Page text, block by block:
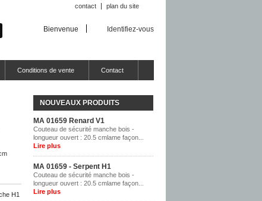
contact plan du site
Bienvenue Identifiez-vous
Conditions de vente Contact
H1
NOUVEAUX PRODUITS
MA 01659 Renard V1
Couteau de sécurité manche bois -
longueur ouvert : 20.5 cmlame façon...
Lire plus
MA 01659 - Serpent H1
Couteau de sécurité manche bois -
longueur ouvert : 20.5 cmlame façon...
Lire plus